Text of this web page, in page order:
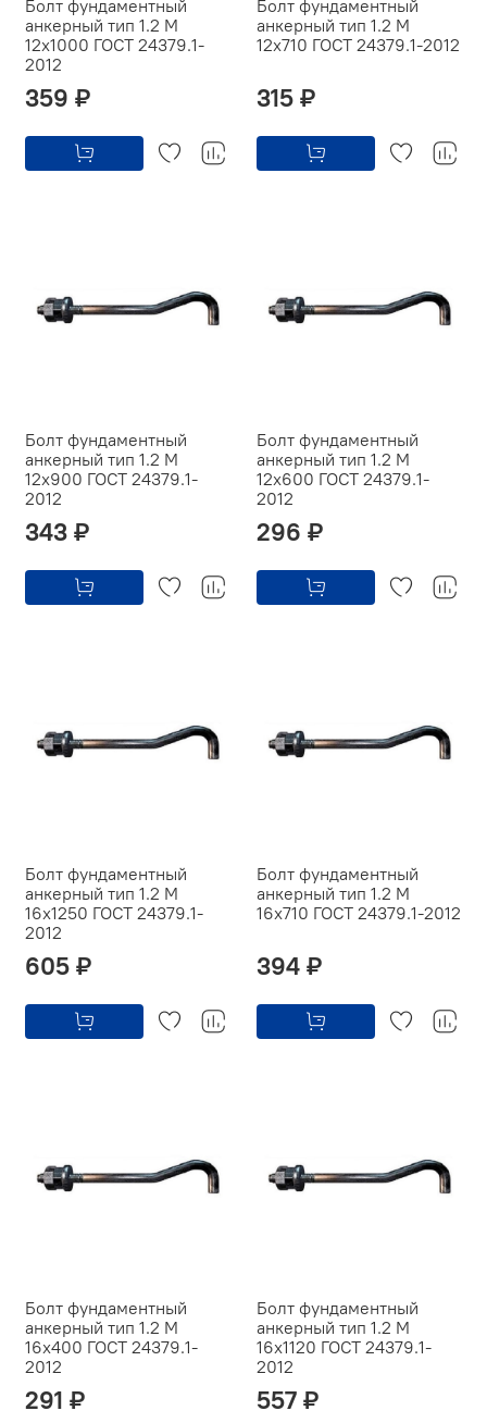
Болт фундаментный
анкерный тип 1.2 М
12х1000 ГОСТ 24379.1-
2012
359 ₽
Болт фундаментный
анкерный тип 1.2 М
12х710 ГОСТ 24379.1-2012
315 ₽
Болт фундаментный
анкерный тип 1.2 М
12х900 ГОСТ 24379.1-
2012
343 ₽
Болт фундаментный
анкерный тип 1.2 М
12х600 ГОСТ 24379.1-
2012
296 ₽
Болт фундаментный
анкерный тип 1.2 М
16х1250 ГОСТ 24379.1-
2012
605 ₽
Болт фундаментный
анкерный тип 1.2 М
16х710 ГОСТ 24379.1-2012
394 ₽
Болт фундаментный
анкерный тип 1.2 М
16х400 ГОСТ 24379.1-
2012
291 ₽
Болт фундаментный
анкерный тип 1.2 М
16х1120 ГОСТ 24379.1-
2012
557 ₽